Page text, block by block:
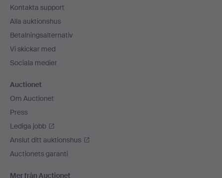
Kontakta support
Alla auktionshus
Betalningsalternativ
Vi skickar med
Sociala medier
Auctionet
Om Auctionet
Press
Lediga jobb
Anslut ditt auktionshus
Auctionets garanti
Mer från Auctionet